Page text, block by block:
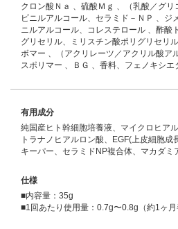
クロン酸Ｎａ 、硫酸Ｍｇ 、（乳酸／グリ
ビニルアルコール、セラミド－ＮＰ 、ジ
ニルアルコール、コレステロール 、酢酸
グリセリル、ミリスチン酸ポリグリセリ
ボマー 、（アクリレーツ／アクリル酸ア
スポリマー 、ＢＧ 、香料、フェノキシエ
有用成分
純国産ヒト幹細胞培養液、マイクロヒア
トラナノヒアルロン酸、EGF(上皮細胞
キーパー、セラミドNP複合体、マカダミ
仕様
■内容量：35g
■1回あたり使用量：0.7g〜0.8g（約1ヶ月